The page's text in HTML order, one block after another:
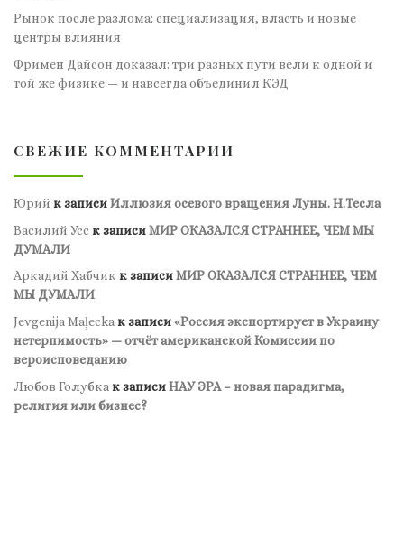
Рынок после разлома: специализация, власть и новые
центры влияния
Фримен Дайсон доказал: три разных пути вели к одной и
той же физике — и навсегда объединил КЭД
СВЕЖИЕ КОММЕНТАРИИ
Юрий к записиИллюзия осевого вращения Луны. Н.Тесла
Василий Усс к записиМИР ОКАЗАЛСЯ СТРАННЕЕ, ЧЕМ МЫ
ДУМАЛИ
Аркадий Хабчик к записиМИР ОКАЗАЛСЯ СТРАННЕЕ, ЧЕМ
МЫ ДУМАЛИ
Jevgenija Maļecka к записи«Россия экспортирует в Украину
нетерпимость» — отчёт американской Комиссии по
вероисповеданию
Любов Голубка к записиНАУ ЭРА – новая парадигма,
религия или бизнес?